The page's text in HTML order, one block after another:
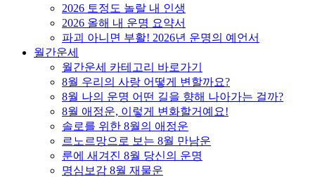
2026 토정도 놀랄 내 인생
2026 올해 내 운명 요약서
파괴 아니면 부활! 2026년 운명의 예언서
월간운세
월간운세 카테고리 바로가기
8월 우리의 사랑 어떻게 변할까요?
8월 나의 운명 어떤 길을 향해 나아가는 걸까?
8월 애정운, 이렇게 변화할거예요!
솔로를 위한 8월의 애정운
르노르망으로 보는 8월 만남운
룬에 새겨진 8월 당신의 운명
명심보감 8월 재물운